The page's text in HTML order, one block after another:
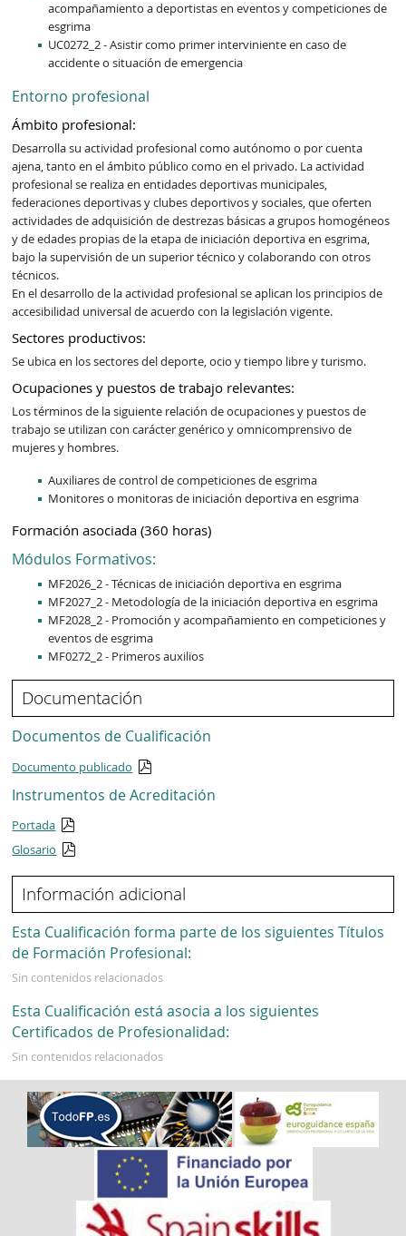
acompañamiento a deportistas en eventos y competiciones de
esgrima
UC0272_2 - Asistir como primer interviniente en caso de
accidente o situación de emergencia
Entorno profesional
Ámbito profesional:
Desarrolla su actividad profesional como autónomo o por cuenta
ajena, tanto en el ámbito público como en el privado. La actividad
profesional se realiza en entidades deportivas municipales,
federaciones deportivas y clubes deportivos y sociales, que oferten
actividades de adquisición de destrezas básicas a grupos homogéneos
y de edades propias de la etapa de iniciación deportiva en esgrima,
bajo la supervisión de un superior técnico y colaborando con otros
técnicos.
En el desarrollo de la actividad profesional se aplican los principios de
accesibilidad universal de acuerdo con la legislación vigente.
Sectores productivos:
Se ubica en los sectores del deporte, ocio y tiempo libre y turismo.
Ocupaciones y puestos de trabajo relevantes:
Los términos de la siguiente relación de ocupaciones y puestos de
trabajo se utilizan con carácter genérico y omnicomprensivo de
mujeres y hombres.
Auxiliares de control de competiciones de esgrima
Monitores o monitoras de iniciación deportiva en esgrima
Formación asociada (360 horas)
Módulos Formativos:
MF2026_2 - Técnicas de iniciación deportiva en esgrima
MF2027_2 - Metodología de la iniciación deportiva en esgrima
MF2028_2 - Promoción y acompañamiento en competiciones y
eventos de esgrima
MF0272_2 - Primeros auxilios
Documentación
Documentos de Cualificación
Documento publicado
Instrumentos de Acreditación
Portada
Glosario
Información adicional
Esta Cualificación forma parte de los siguientes Títulos
de Formación Profesional:
Sin contenidos relacionados
Esta Cualificación está asocia a los siguientes
Certificados de Profesionalidad:
Sin contenidos relacionados